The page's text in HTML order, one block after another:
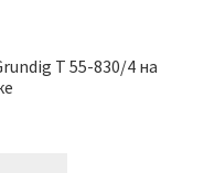
T 55-830/4 на